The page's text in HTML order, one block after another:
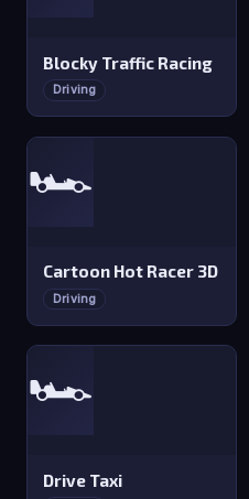
Blocky Traffic Racing
Driving
🏎️
Cartoon Hot Racer 3D
Driving
🏎️
Drive Taxi